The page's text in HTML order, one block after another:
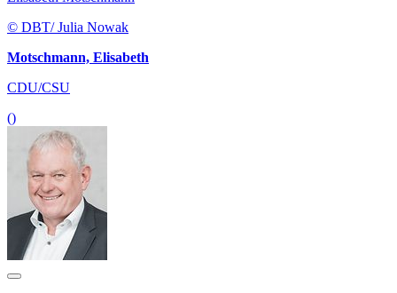
© DBT/ Julia Nowak
Motschmann, Elisabeth
CDU/CSU
()